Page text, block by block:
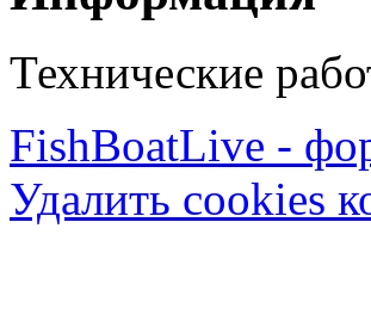
Технические
FishBoatLive -
Удалить cookies